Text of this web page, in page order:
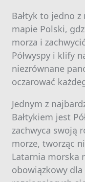
Bałtyk to jedno
mapie Polski,
morza i
Półwyspy i klify
niezrównane
oczarować
Jednym z
Bałtykiem jest
zachwyca swoją
morze, tworząc
Latarnia morska
obowiązkowy